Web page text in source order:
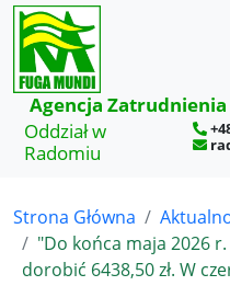
Agencja
Oddział w
Radomiu
Strona Główna
"Do końca maja 2026
dorobić 6438,50 zł. W